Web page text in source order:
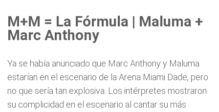
M+M = La Fórmula | Maluma +
Marc Anthony
Ya se había anunciado que Marc Anthony y Maluma
estarían en el escenario de la Arena Miami Dade, pero
no que sería tan explosiva. Los intérpretes mostraron
su complicidad en el escenario al cantar su más